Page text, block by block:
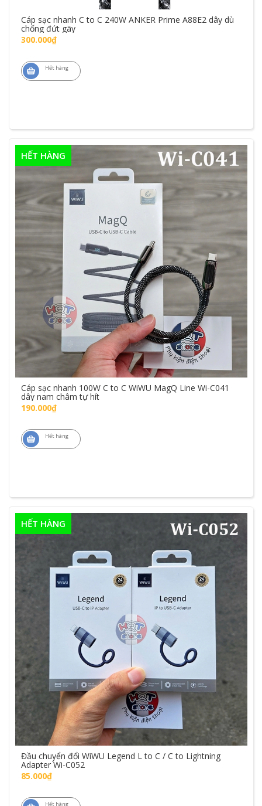
Cáp sạc nhanh C to C 240W ANKER Prime A88E2 dây dù
chống đứt gãy
300.000₫
Hết hàng
HẾT HÀNG
Cáp sạc nhanh 100W C to C WiWU MagQ Line Wi-C041
dây nam châm tự hít
190.000₫
Hết hàng
HẾT HÀNG
Đầu chuyển đổi WiWU Legend L to C / C to Lightning
Adapter Wi-C052
85.000₫
Hết hàng